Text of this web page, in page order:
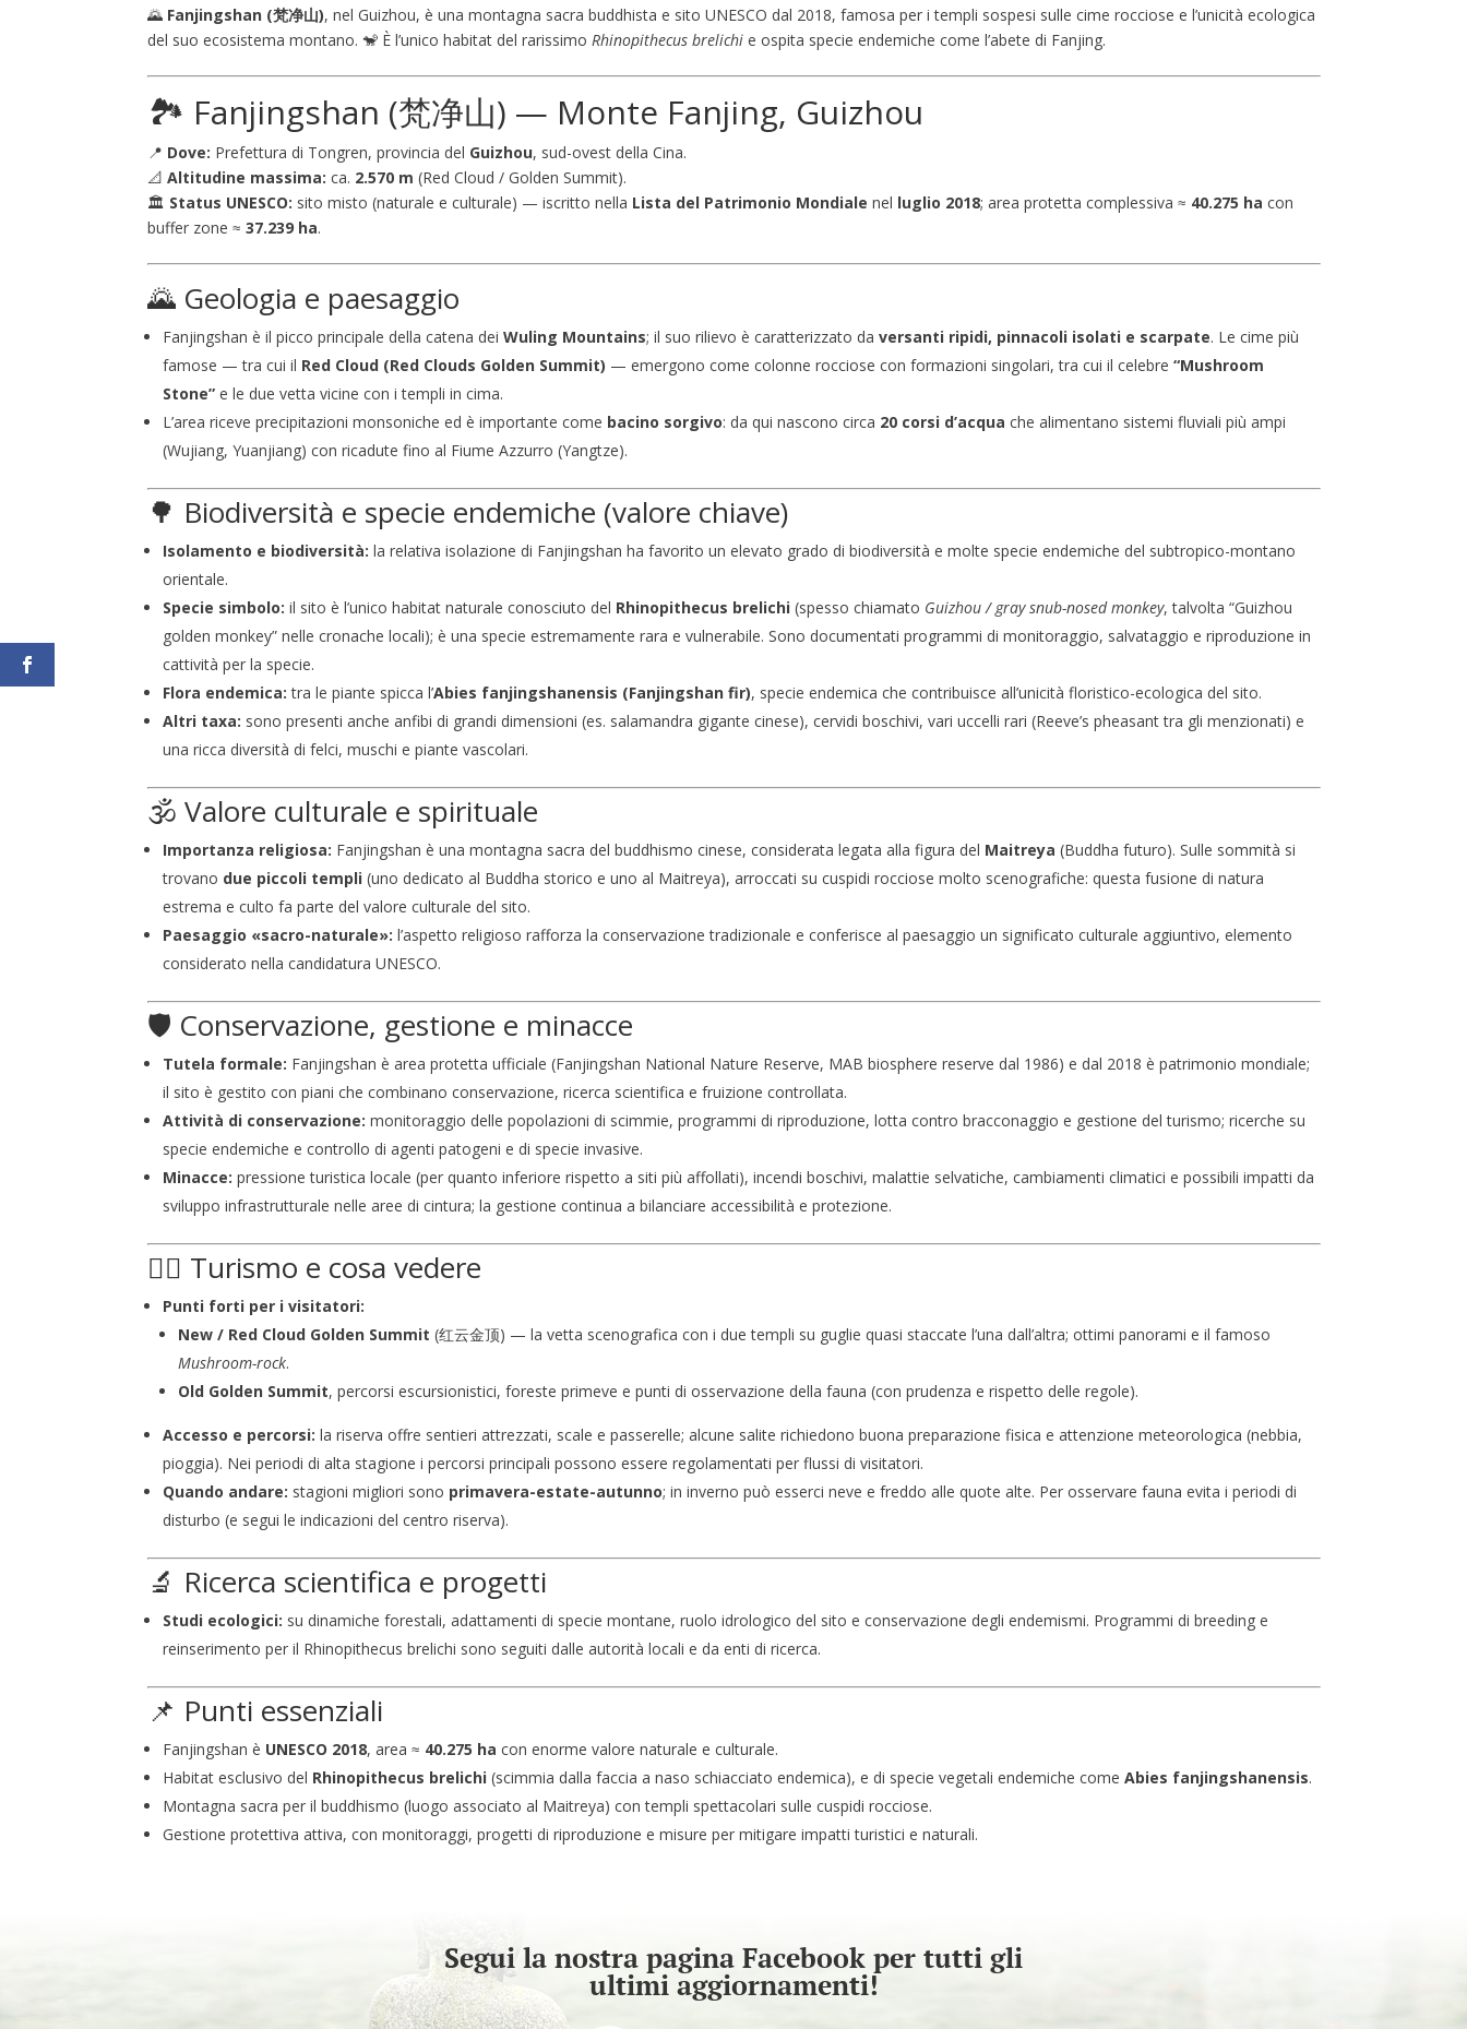
🌄 Fanjingshan (梵净山), nel Guizhou, è una montagna sacra buddhista e sito UNESCO dal 2018, famosa per i templi sospesi sulle cime rocciose e l’unicità ecologica
del suo ecosistema montano. 🐒 È l’unico habitat del rarissimoRhinopithecus brelichi e ospita specie endemiche come l’abete di Fanjing.
🏞️ Fanjingshan (梵净山) — Monte Fanjing, Guizhou
📍 Dove: Prefettura di Tongren, provincia del Guizhou, sud-ovest della Cina.
📐Altitudine massima: ca. 2.570 m (Red Cloud / Golden Summit).
🏛️ Status UNESCO: sito misto (naturale e culturale) — iscritto nella Lista del Patrimonio Mondiale nel luglio 2018; area protetta complessiva ≈ 40.275 ha con
buffer zone ≈37.239 ha.
🌄 Geologia e paesaggio
Fanjingshan è il picco principale della catena deiWuling Mountains; il suo rilievo è caratterizzato daversanti ripidi, pinnacoli isolati e scarpate. Le cime più
famose — tra cui il Red Cloud (Red Clouds Golden Summit) — emergono come colonne rocciose con formazioni singolari, tra cui il celebre“Mushroom
Stone” e le due vetta vicine con i templi in cima.
L’area riceve precipitazioni monsoniche ed è importante come bacino sorgivo: da qui nascono circa 20 corsi d’acqua che alimentano sistemi fluviali più ampi
(Wujiang, Yuanjiang) con ricadute fino al Fiume Azzurro (Yangtze).
🌳 Biodiversità e specie endemiche (valore chiave)
Isolamento e biodiversità: la relativa isolazione di Fanjingshan ha favorito un elevato grado di biodiversità e molte specie endemiche del subtropico-montano
orientale.
Specie simbolo: il sito è l’unico habitat naturale conosciuto del Rhinopithecus brelichi (spesso chiamato Guizhou / gray snub-nosed monkey, talvolta “Guizhou
golden monkey” nelle cronache locali); è una specie estremamente rara e vulnerabile. Sono documentati programmi di monitoraggio, salvataggio e riproduzione in
cattività per la specie.
Flora endemica: tra le piante spicca l’Abies fanjingshanensis (Fanjingshan fir), specie endemica che contribuisce all’unicità floristico-ecologica del sito.
Altri taxa: sono presenti anche anfibi di grandi dimensioni (es. salamandra gigante cinese), cervidi boschivi, vari uccelli rari (Reeve’s pheasant tra gli menzionati) e
una ricca diversità di felci, muschi e piante vascolari.
🕉️ Valore culturale e spirituale
Importanza religiosa: Fanjingshan è una montagna sacra del buddhismo cinese, considerata legata alla figura del Maitreya (Buddha futuro). Sulle sommità si
trovano due piccoli templi (uno dedicato al Buddha storico e uno al Maitreya), arroccati su cuspidi rocciose molto scenografiche: questa fusione di natura
estrema e culto fa parte del valore culturale del sito.
Paesaggio «sacro-naturale»: l’aspetto religioso rafforza la conservazione tradizionale e conferisce al paesaggio un significato culturale aggiuntivo, elemento
considerato nella candidatura UNESCO.
🛡️ Conservazione, gestione e minacce
Tutela formale: Fanjingshan è area protetta ufficiale (Fanjingshan National Nature Reserve, MAB biosphere reserve dal 1986) e dal 2018 è patrimonio mondiale;
il sito è gestito con piani che combinano conservazione, ricerca scientifica e fruizione controllata.
Attività di conservazione: monitoraggio delle popolazioni di scimmie, programmi di riproduzione, lotta contro bracconaggio e gestione del turismo; ricerche su
specie endemiche e controllo di agenti patogeni e di specie invasive.
Minacce: pressione turistica locale (per quanto inferiore rispetto a siti più affollati), incendi boschivi, malattie selvatiche, cambiamenti climatici e possibili impatti da
sviluppo infrastrutturale nelle aree di cintura; la gestione continua a bilanciare accessibilità e protezione.
🚶‍♂️ Turismo e cosa vedere
Punti forti per i visitatori:
New / Red Cloud Golden Summit (红云金顶) — la vetta scenografica con i due templi su guglie quasi staccate l’una dall’altra; ottimi panorami e il famoso
Mushroom-rock.
Old Golden Summit, percorsi escursionistici, foreste primeve e punti di osservazione della fauna (con prudenza e rispetto delle regole).
Accesso e percorsi: la riserva offre sentieri attrezzati, scale e passerelle; alcune salite richiedono buona preparazione fisica e attenzione meteorologica (nebbia,
pioggia). Nei periodi di alta stagione i percorsi principali possono essere regolamentati per flussi di visitatori.
Quando andare: stagioni migliori sono primavera-estate-autunno; in inverno può esserci neve e freddo alle quote alte. Per osservare fauna evita i periodi di
disturbo (e segui le indicazioni del centro riserva).
🔬 Ricerca scientifica e progetti
Studi ecologici: su dinamiche forestali, adattamenti di specie montane, ruolo idrologico del sito e conservazione degli endemismi. Programmi di breeding e
reinserimento per il Rhinopithecus brelichi sono seguiti dalle autorità locali e da enti di ricerca.
📌 Punti essenziali
Fanjingshan è UNESCO 2018, area ≈ 40.275 ha con enorme valore naturale e culturale.
Habitat esclusivo del Rhinopithecus brelichi (scimmia dalla faccia a naso schiacciato endemica), e di specie vegetali endemiche comeAbies fanjingshanensis.
Montagna sacra per il buddhismo (luogo associato al Maitreya) con templi spettacolari sulle cuspidi rocciose.
Gestione protettiva attiva, con monitoraggi, progetti di riproduzione e misure per mitigare impatti turistici e naturali.
Segui la nostra pagina Facebook per tutti gli
ultimi aggiornamenti!